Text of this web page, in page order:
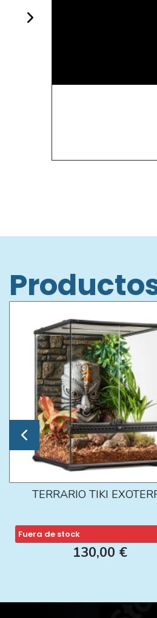
TERRARIO TIKI
Fuera de stock
130,00 €